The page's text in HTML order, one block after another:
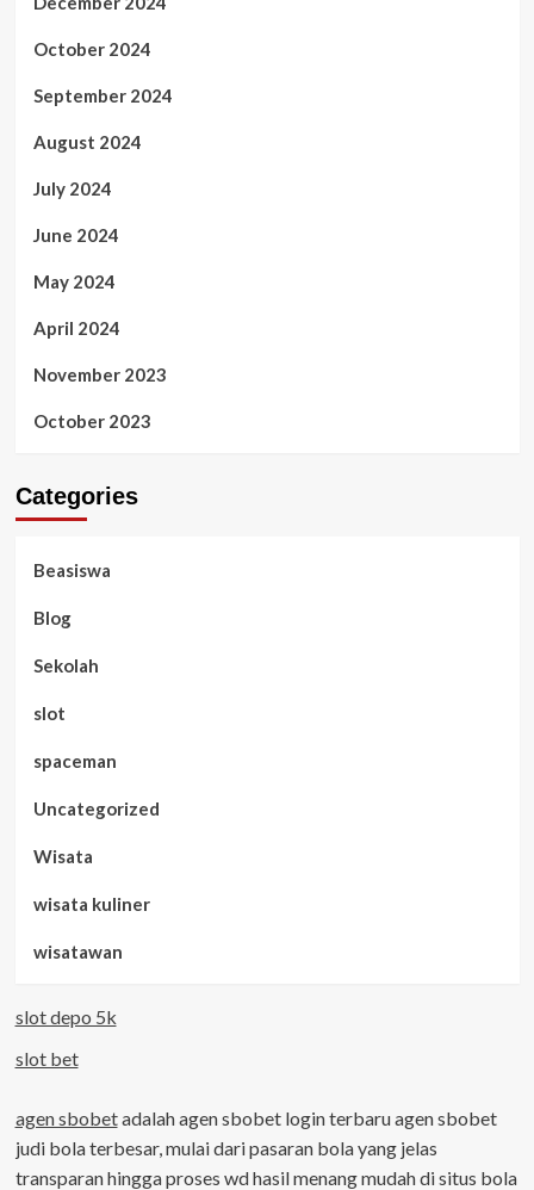
October 2024
September 2024
August 2024
July 2024
June 2024
May 2024
April 2024
November 2023
October 2023
Categories
Beasiswa
Blog
Sekolah
slot
spaceman
Uncategorized
Wisata
wisata kuliner
wisatawan
slot depo 5k
slot bet
agen sbobetadalah agen sbobet login terbaru agen sbobet
judi bola terbesar, mulai dari pasaran bola yang jelas
transparan hingga proses wd hasil menang mudah di situs bola